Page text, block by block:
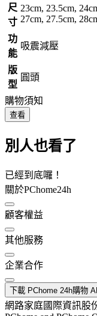
尺
寸
23cm, 23.5cm,
27cm, 27.5cm,
功
能
吸震減壓
版
型
圓頭
購物須知
查看
別人也看了
已經到底囉！
關於PChome24h
顧客權益
其他服務
企業合作
下載 PChome 24h購物
網路家庭國際資訊股